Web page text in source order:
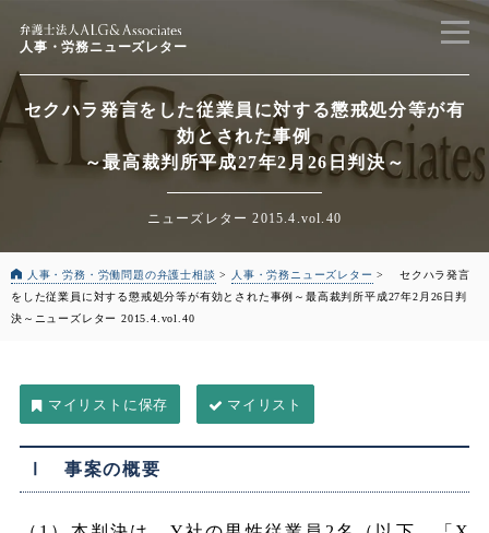
人事・労務ニューズレター
セクハラ発言をした従業員に対する懲戒処分等が有
効とされた事例
～最高裁判所平成27年2月26日判決～
ニューズレター 2015.4.vol.40
人事・労務・労働問題の弁護士相談 > 人事・労務ニューズレター >
セクハラ発言
をした従業員に対する懲戒処分等が有効とされた事例 ～最高裁判所平成27年2月26日判
決～ ニューズレター 2015.4.vol.40
マイリスト
Ⅰ 事案の概要